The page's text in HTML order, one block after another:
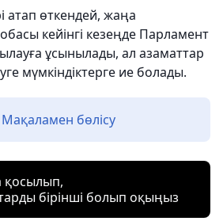
атап өткендей, жаңа
кейінгі кезеңде Парламент
ұсынылады, ал азаматтар
мүмкіндіктерге ие болады.
Мақаламен бөлісу
қосылып,
бірінші болып оқыңыз